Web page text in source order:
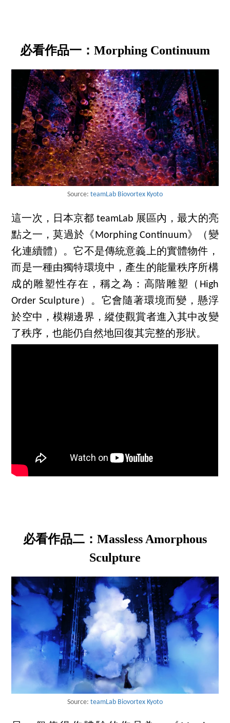
必看作品一：Morphing Continuum
Source: teamLab Biovortex Kyoto
這一次，日本京都 teamLab 展區內，最大的亮
點之一，莫過於《Morphing Continuum》（變
化連續體）。它不是傳統意義上的實體物件，
而是一種由獨特環境中，產生的能量秩序所構
成的雕塑性存在，稱之為：高階雕塑（High
Order Sculpture）。它會隨著環境而變，懸浮
於空中，模糊邊界，縱使觀賞者進入其中改變
了秩序，也能仍自然地回復其完整的形狀。
必看作品二：Massless Amorphous
Sculpture
Source: teamLab Biovortex Kyoto